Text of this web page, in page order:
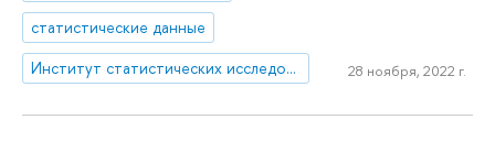
статистические данные
Институт статистических исследований и экономики знаний
28 ноября, 2022 г.